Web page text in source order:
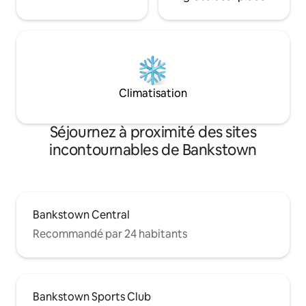
Climatisation
Séjournez à proximité des sites
incontournables de Bankstown
Bankstown Central
Recommandé par 24 habitants
Bankstown Sports Club